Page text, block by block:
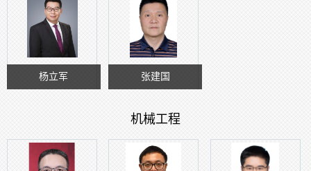
杨立军 张建国
机械工程